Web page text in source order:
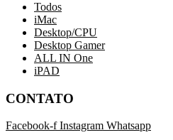
Todos
iMac
Desktop/CPU
Desktop Gamer
ALL IN One
iPAD
CONTATO
Facebook-f Instagram Whatsapp